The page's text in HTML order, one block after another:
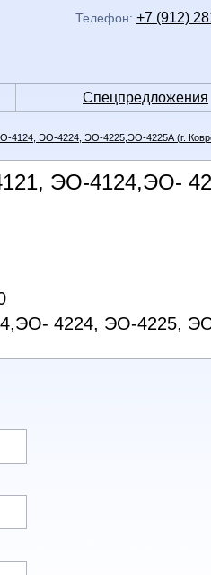
Телефон: +7 (912)
Спецпредложения
ЭО-4224, ЭО-4225,ЭО-4225А (г.
ЭО-4124,ЭО-
4224, ЭО-4225,